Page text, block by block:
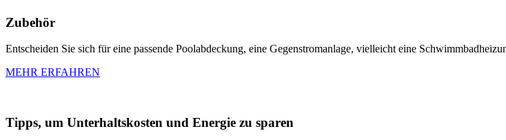
Zubehör
Entscheiden Sie sich für eine passende Poolabdeckung, eine Gegenstromanlage, vielleicht eine
MEHR ERFAHREN
Tipps, um Unterhaltskosten und Energie zu sparen